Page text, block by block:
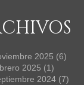
2025 (6)
2025 (1)
2024 (7)